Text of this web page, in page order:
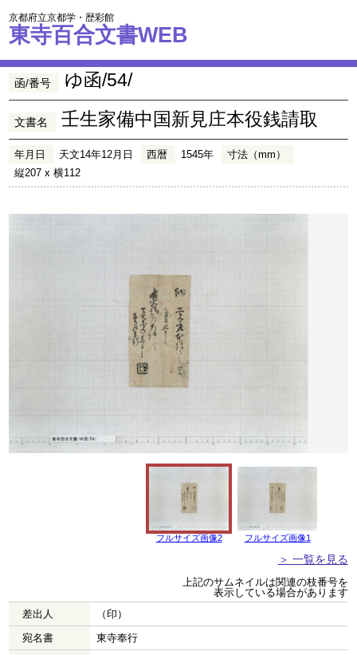
京都府立京都学・歴彩館
東寺百合文書WEB
函/番号 ゆ函/54/
文書名 壬生家備中国新見庄本役銭請取
年月日 天文14年12月日 西暦 1545年
寸法（mm）
縦207 x 横112
フルサイズ画像2 フルサイズ画像1
＞ 一覧を見る
上記のサムネイルは関連の枝番号を
表示している場合があります
差出人
（印）
宛名書
東寺奉行